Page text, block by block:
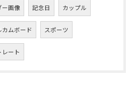
ー画像 記念日 カップル
カムボード スポーツ
ート